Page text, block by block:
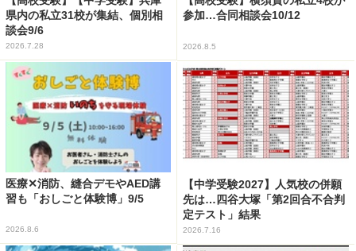
県内の私立31校が集結、個別相
談会9/6
2026.7.28
参加…合同相談会10/12
2026.8.5
医療✕消防、縫合デモやAED講
習も「おしごと体験博」9/5
2026.8.6
【中学受験2027】人気校の併願
先は…四谷大塚「第2回合不合判
定テスト」結果
2026.7.16